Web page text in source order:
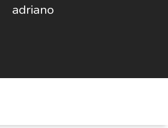
adriano